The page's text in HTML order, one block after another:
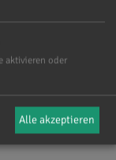
aktivieren oder
Alle akzeptieren